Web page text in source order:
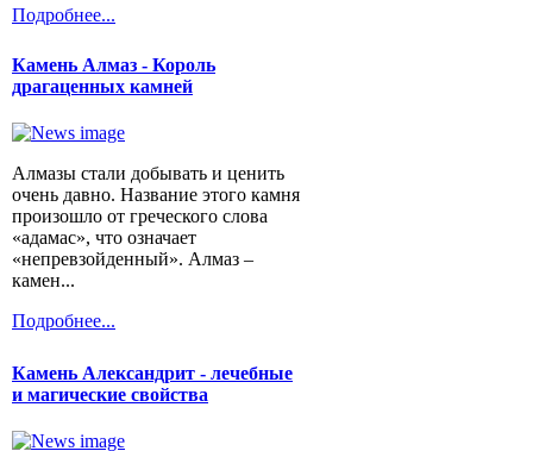
Подробнее...
Камень Алмаз - Король
драгаценных камней
Алмазы стали добывать и ценить
очень давно. Название этого камня
произошло от греческого слова
«адамас», что означает
«непревзойденный». Алмаз –
камен...
Подробнее...
Камень Александрит - лечебные
и магические свойства